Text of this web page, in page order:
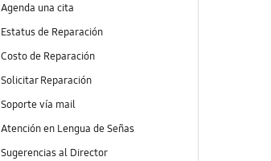
Agenda una cita
Estatus de Reparación
Costo de Reparación
Solicitar Reparación
Soporte vía mail
Atención en Lengua de Señas
Sugerencias al Director